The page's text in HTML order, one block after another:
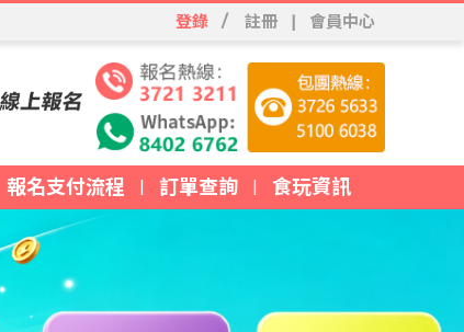
登錄 / 註冊 | 會員中心
報名支付流程 | 訂單查詢 | 食玩資訊